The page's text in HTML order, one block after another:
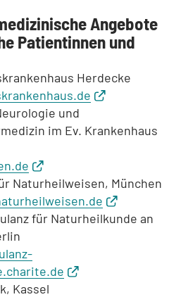
Angebote
Patientinnen und
Herdecke
und
im Ev. Krankenhaus
Naturheilweisen, München
für Naturheilkunde an
Kassel